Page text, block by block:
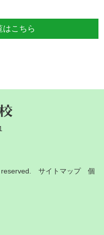
はこちら
reserved.サイトマップ
個